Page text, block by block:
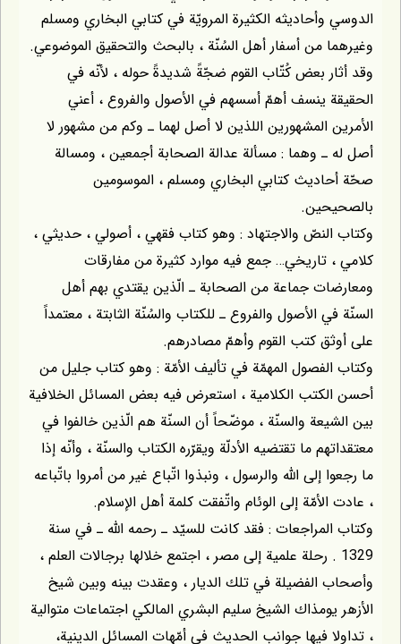
الكثيرة المرويّة في كتابي البخاري ومسلم
من أسفار أهل السُنّة ، بالبحث والتحقيق الموضوعي.
بعض كُتّاب القوم ضجّةً شديدةً حوله ، لأنّه في
ينسف أهمّ أسسهم في الأصول والفروع ، أعني
المشهورين اللذين لا أصل لهما ـ وكم من مشهور لا
وهما : مسألة عدالة الصحابة أجمعين ، ومسالة
كتابي البخاري ومسلم ، الموسومين
والاجتهاد : وهو كتاب فقهي ، أصولي ، حديثي ،
تاريخي… جمع فيه موارد كثيرة من مفارقات
جماعة من الصحابة ـ الّذين يقتدي بهم أهل
الأصول والفروع ـ للكتاب والسُنّة الثابتة ، معتمداً
كتب القوم وأهمّ مصادرهم.
المهمّة في تأليف الأمّة : وهو كتاب جليل من
الكلامية ، استعرض فيه بعض المسائل الخلافية
والسنّة ، موضّحاً أن السنّة هم الّذين خالفوا في
ما تقتضيه الأدلّة ويقرّره الكتاب والسنّة ، وأنّه إذا
إلى الله والرسول ، ونبذوا اتّباع غير من أمروا باتّباعه
إلى الوئام واتّفقت كلمة أهل الإسلام.
: فقد كانت للسيّد ـ رحمه الله ـ في سنة
. رحلة علمية إلى مصر ، اجتمع خلالها برجالات العلم ،
الفضيلة في تلك الديار ، وعقدت بينه وبين شيخ
الشيخ سليم البشري المالكي اجتماعات متوالية
فيها جوانب الحديث في أمّهات المسائل الدينية،